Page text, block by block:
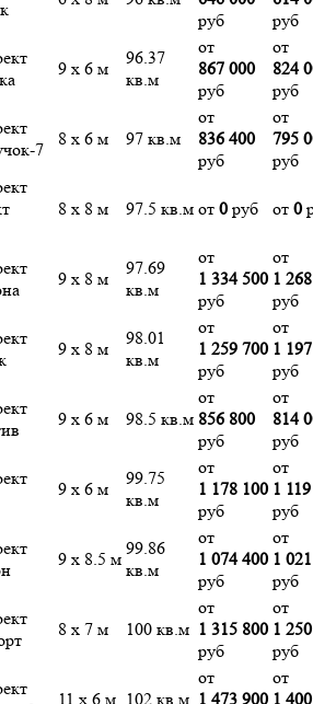
руб
руб
9 х 6 м
96.37
кв.м
от
867 000
руб
от
824
руб
8 х 6 м 97 кв.м
от
836 400
руб
от
795
руб
8 х 8 м 97.5 кв.м от 0 руб от 0
9 х 8 м
97.69
кв.м
от
1 334 500
руб
от
1
руб
9 х 8 м
98.01
кв.м
от
1 259 700
руб
от
1
руб
9 х 6 м 98.5 кв.м
от
856 800
руб
от
814
руб
9 х 6 м
99.75
кв.м
от
1 178 100
руб
от
1
руб
9 х 8.5 м
99.86
кв.м
от
1 074 400
руб
от
1
руб
8 х 7 м 100 кв.м
от
1 315 800
руб
от
1
руб
11 х 6 м 102 кв.м
от
1 473 900
от
1